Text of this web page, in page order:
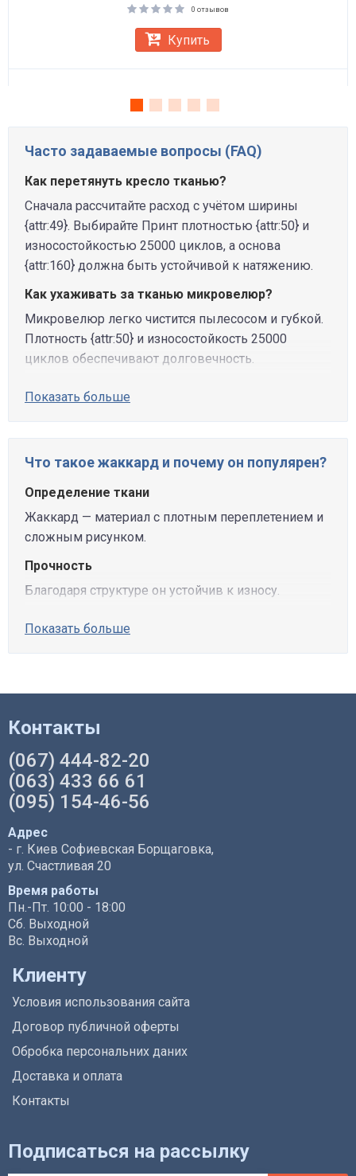
0 отзывов
Купить
Часто задаваемые вопросы (FAQ)
Как перетянуть кресло тканью?
Сначала рассчитайте расход с учётом ширины
{attr:49}. Выбирайте Принт плотностью {attr:50} и
износостойкостью 25000 циклов, а основа
{attr:160} должна быть устойчивой к натяжению.
Как ухаживать за тканью микровелюр?
Микровелюр легко чистится пылесосом и губкой.
Плотность {attr:50} и износостойкость 25000
циклов обеспечивают долговечность.
Показать больше
Что такое жаккард и почему он популярен?
Определение ткани
Жаккард — материал с плотным переплетением и
сложным рисунком.
Прочность
Благодаря структуре он устойчив к износу.
Показать больше
Контакты
(067) 444-82-20
(063) 433 66 61
(095) 154-46-56
Адрес
- г. Киев Софиевская Борщаговка,
ул. Счастливая 20
Время работы
Пн.-Пт. 10:00 - 18:00
Сб. Выходной
Вс. Выходной
Клиенту
Условия использования сайта
Договор публичной оферты
Обробка персональних даних
Доставка и оплата
Контакты
Подписаться на рассылку